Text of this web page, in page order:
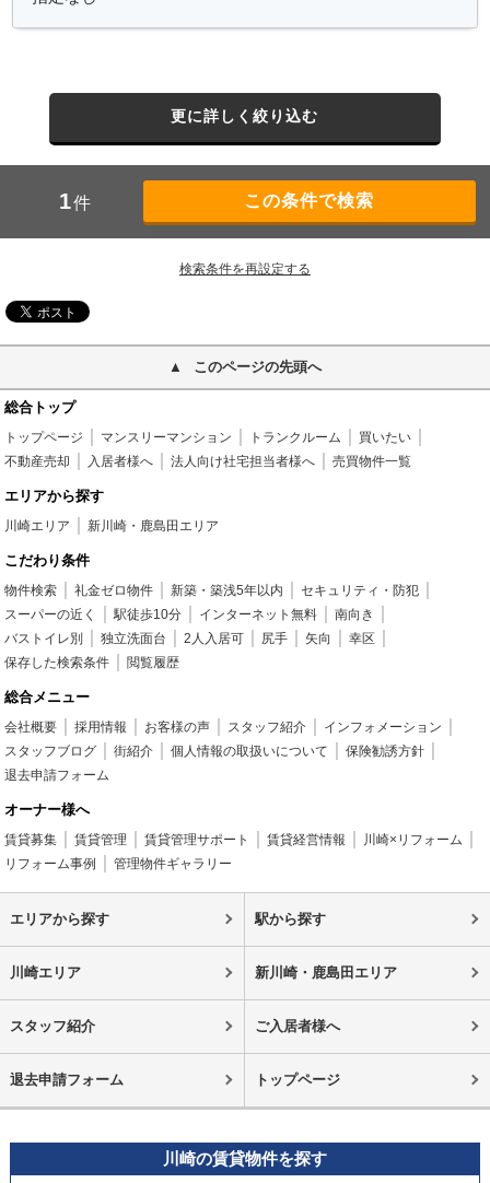
更に詳しく絞り込む
1件
検索条件を再設定する
このページの先頭へ
総合トップ
トップページ マンスリーマンション トランクルーム
買いたい
不動産売却
入居者様へ 法人向け社宅担当者様へ 売買物件一覧
エリアから探す
川崎エリア 新川崎・鹿島田エリア
こだわり条件
物件検索 礼金ゼロ物件 新築・築浅5年以内
セキュリティ・防犯
スーパーの近く
駅徒歩10分 インターネット無料
南向き
バストイレ別
独立洗面台 2人入居可 尻手 矢向
幸区
保存した検索条件
閲覧履歴
総合メニュー
会社概要 採用情報 お客様の声 スタッフ紹介
インフォメーション
スタッフブログ
街紹介 個人情報の取扱いについて
保険勧誘方針
退去申請フォーム
オーナー様へ
賃貸募集 賃貸管理 賃貸管理サポート 賃貸経営情報
川崎×リフォーム
リフォーム事例
管理物件ギャラリー
エリアから探す 駅から探す
川崎エリア 新川崎・鹿島田エリア
スタッフ紹介 ご入居者様へ
退去申請フォーム トップページ
川崎の賃貸物件を探す